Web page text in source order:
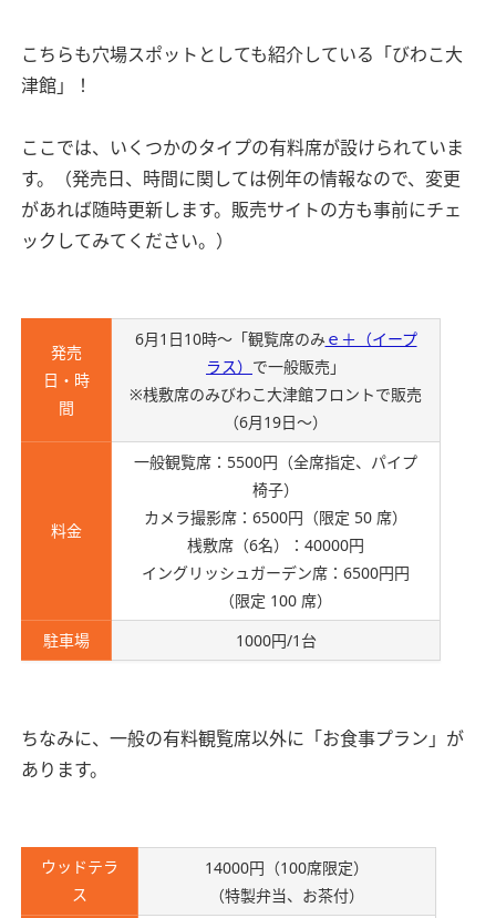
こちらも穴場スポットとしても紹介している「びわこ大
津館」！
ここでは、いくつかのタイプの有料席が設けられていま
す。（発売日、時間に関しては例年の情報なので、変更
があれば随時更新します。販売サイトの方も事前にチェ
ックしてみてください。）
発売
日・時
間
6月1日10時～「観覧席のみ ｅ＋（イープ
ラス） で一般販売」
※桟敷席のみびわこ大津館フロントで販売
（6月19日～）
料金
一般観覧席：5500円（全席指定、パイプ
椅子）
カメラ撮影席：6500円（限定 50 席）
桟敷席（6名）：40000円
イングリッシュガーデン席：6500円円
（限定 100 席）
駐車場
1000円/1台
ちなみに、一般の有料観覧席以外に「お食事プラン」が
あります。
ウッドテラ
ス
14000円（100席限定）
（特製弁当、お茶付）